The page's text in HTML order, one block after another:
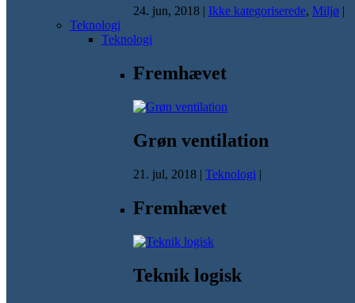
24. jun, 2018 | Ikke kategoriserede, Miljø |
Teknologi
Teknologi
Fremhævet
Grøn ventilation
21. jul, 2018 | Teknologi |
Fremhævet
Teknik logisk